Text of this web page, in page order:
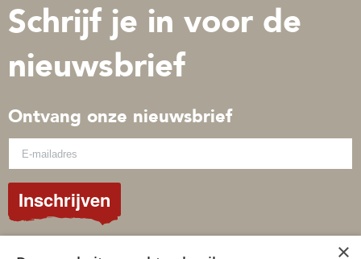
Schrijf je in voor de
nieuwsbrief
Ontvang onze nieuwsbrief
Inschrijven
© 2026 Gospelimages ×